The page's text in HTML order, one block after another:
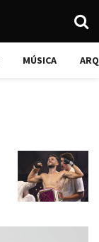
MÚSICA